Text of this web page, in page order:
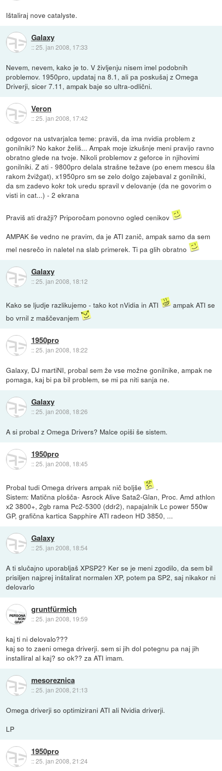
Ištaliraj nove catalyste.
Galaxy
::25. jan 2008, 17:33
Nevem, nevem, kako je to. V življenju nisem imel podobnih
problemov. 1950pro, updataj na 8.1, ali pa poskušaj z Omega
Driverji, sicer 7.11, ampak baje so ultra-odlični.
Veron
::25. jan 2008, 17:42
odgovor na ustvarjalca teme: praviš, da ima nvidia problem z
gonilniki? No kakor želiš... Ampak moje izkušnje meni pravijo ravno
obratno glede na tvoje. Nikoli problemov z geforce in njihovimi
gonilniki. Z ati - 9800pro delala strašne težave (po enem mescu šla
rakom žvižgat), x1950pro sm se zelo dolgo zajebaval z gonilniki,
da sm zadevo kokr tok uredu spravil v delovanje (da ne govorim o
visti in cat...) - 2 ekrana
Praviš ati dražji? Priporočam ponovno ogled cenikov
AMPAK še vedno ne pravim, da je ATI zanič, ampak samo da sem
mel nesrečo in naletel na slab primerek. Ti pa glih obratno
Galaxy
::25. jan 2008, 18:12
Kako se ljudje razlikujemo - tako kot nVidia in ATI
ampak ATI se
bo vrnil z maščevanjem
1950pro
::25. jan 2008, 18:22
Galaxy, DJ martiNI, probal sem že vse možne gonilnike, ampak ne
pomaga, kaj bi pa bil problem, se mi pa niti sanja ne.
Galaxy
::25. jan 2008, 18:26
A si probal z Omega Drivers? Malce opiši še sistem.
1950pro
::25. jan 2008, 18:45
Probal tudi Omega drivers ampak nič boljše
.
Sistem: Matična plošča- Asrock Alive Sata2-Glan, Proc. Amd athlon
x2 3800+, 2gb rama Pc2-5300 (ddr2), napajalnik Lc power 550w
GP, grafična kartica Sapphire ATI radeon HD 3850, ...
Galaxy
::25. jan 2008, 18:54
A ti slučajno uporabljaš XPSP2? Ker se je meni zgodilo, da sem bil
prisiljen najprej inštalirat normalen XP, potem pa SP2, saj nikakor ni
delovarlo
gruntfürmich
::25. jan 2008, 19:59
kaj ti ni delovalo???
kaj so to zaeni omega driverji. sem si jih dol potegnu pa naj jih
installiral al kaj? so ok?? za ATI imam.
mesoreznica
::25. jan 2008, 21:13
Omega driverji so optimizirani ATI ali Nvidia driverji.
LP
1950pro
::25. jan 2008, 21:24